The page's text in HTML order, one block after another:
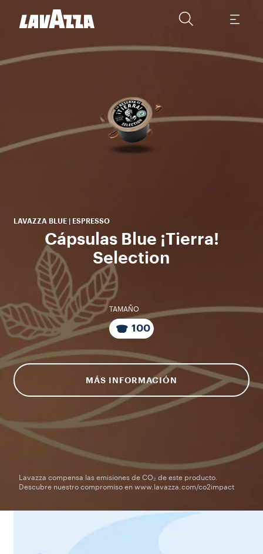
LAVAZZA BLUE | ESPRESSO
Cápsulas Blue ¡Tierra!
Selection
TAMAÑO
100
MÁS INFORMACIÓN
Lavazza compensa las emisiones de CO₂ de este producto.
Descubre nuestro compromiso en www.lavazza.com/co2impact